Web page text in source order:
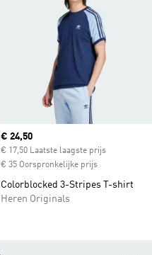
Current price
€ 24,50
€ 17,50 Laatste laagste prijs
€ 35 Oorspronkelijke prijs
Colorblocked 3-Stripes T-shirt
Heren Originals